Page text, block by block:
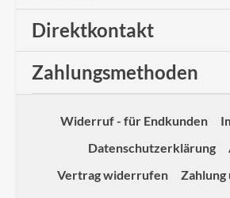
Direktkontakt
Zahlungsmethoden
Widerruf - für Endkunden
Datenschutzerklärung
Vertrag widerrufen
Zahlung